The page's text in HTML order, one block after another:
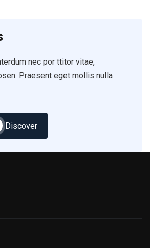
nec por ttitor vitae,
Praesent eget mollis nulla
Discover